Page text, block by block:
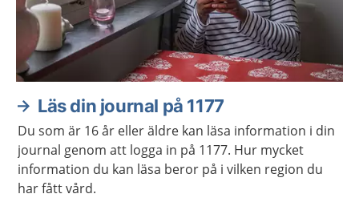
Läs din journal på 1177
Du som är 16 år eller äldre kan läsa information i din
journal genom att logga in på 1177. Hur mycket
information du kan läsa beror på i vilken region du
har fått vård.